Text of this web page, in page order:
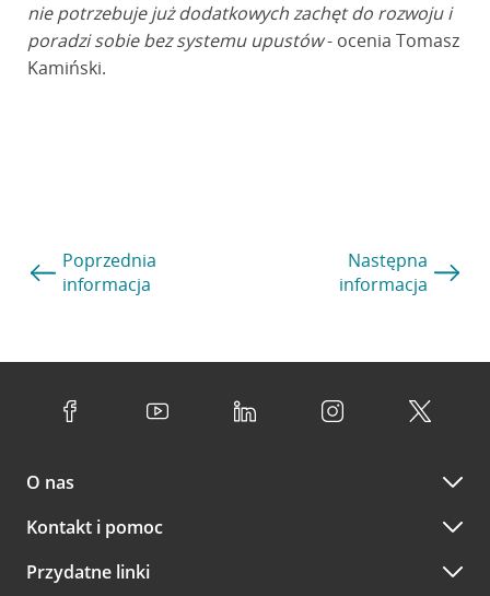
nie potrzebuje już dodatkowych zachęt do rozwoju i
poradzi sobie bez systemu upustów- ocenia Tomasz
Kamiński.
Poprzednia
informacja
Następna
informacja
O nas
Kontakt i pomoc
Przydatne linki